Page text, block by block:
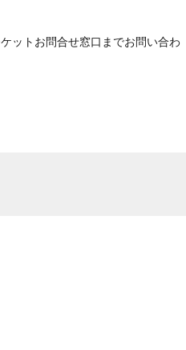
ットお問合せ窓口までお問い合わ